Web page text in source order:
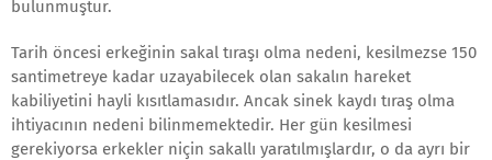
bulunmuştur.
Tarih öncesi erkeğinin sakal tıraşı olma nedeni, kesilmezse 150
santimetreye kadar uzayabilecek olan sakalın hareket
kabiliyetini hayli kısıtlamasıdır. Ancak sinek kaydı tıraş olma
ihtiyacının nedeni bilinmemektedir. Her gün kesilmesi
gerekiyorsa erkekler niçin sakallı yaratılmışlardır, o da ayrı bir